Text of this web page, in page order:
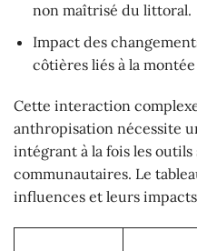
non maîtrisé du littoral.
Impact des
côtières liés à la
Cette interaction
anthropisation nécessite
intégrant à la fois les
communautaires. Le
influences et leurs